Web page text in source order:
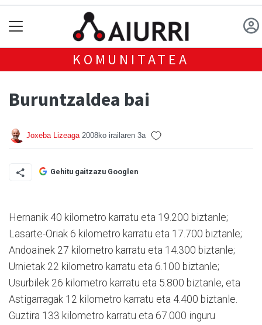
KOMUNITATEA
Buruntzaldea bai
Joxeba Lizeaga 2008ko irailaren 3a
Gehitu gaitzazu Googlen
Hernanik 40 kilometro karratu eta 19.200 biztanle;
Lasarte-Oriak 6 kilometro karratu eta 17.700 biztanle;
Andoainek 27 kilometro karratu eta 14.300 biztanle;
Urnietak 22 kilometro karratu eta 6.100 biztanle;
Usurbilek 26 kilometro karratu eta 5.800 biztanle, eta
Astigarragak 12 kilometro karratu eta 4.400 biztanle.
Guztira 133 kilometro karratu eta 67.000 inguru